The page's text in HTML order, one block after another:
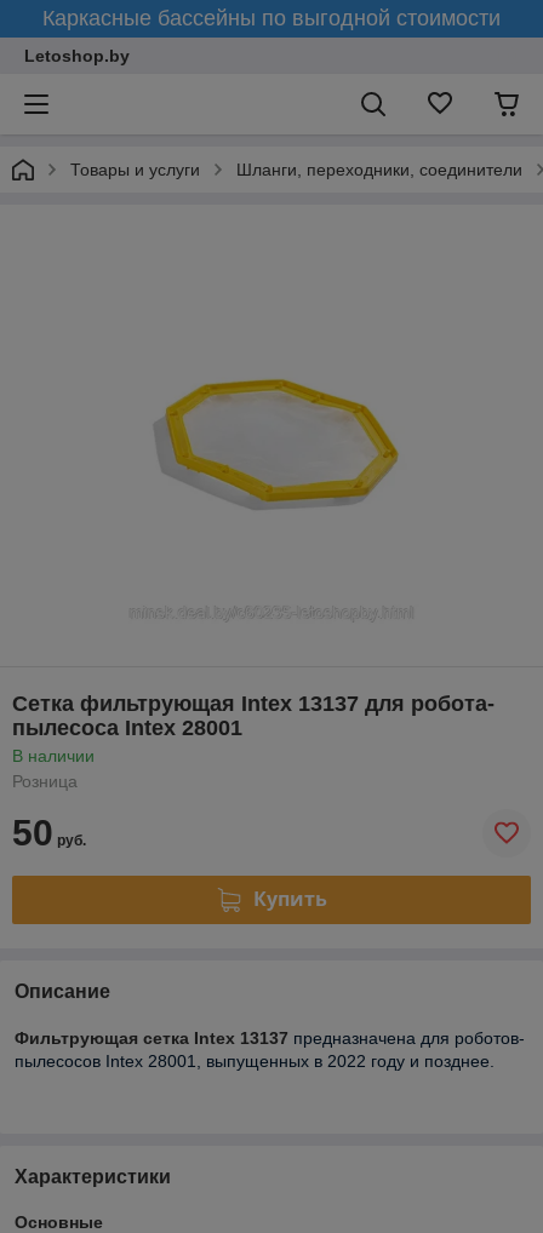
Каркасные бассейны по выгодной стоимости
Letoshop.by
Товары и услуги Шланги, переходники, соединители
Сетка фильтрующая Intex 13137 для робота-
пылесоса Intex 28001
В наличии
Розница
50 руб.
Купить
Описание
Фильтрующая сетка Intex 13137 предназначена для роботов-
пылесосов Intex 28001, выпущенных в 2022 году и позднее.
Характеристики
Основные